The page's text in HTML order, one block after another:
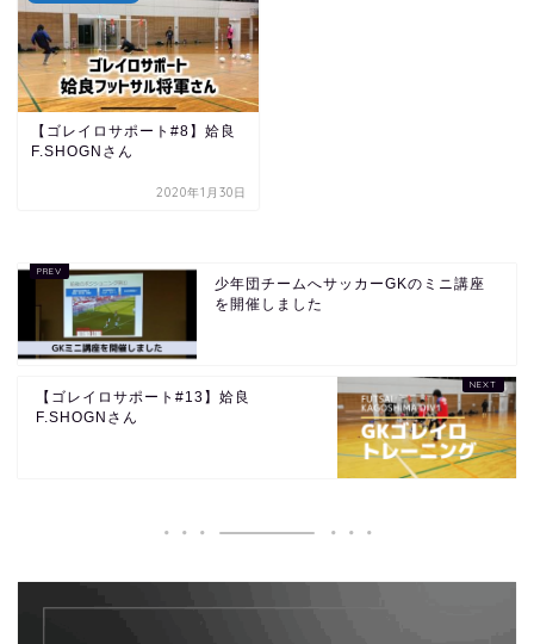
【ゴレイロサポート#8】姶良
F.SHOGNさん
2020年1月30日
少年団チームへサッカーGKのミニ講座
を開催しました
【ゴレイロサポート#13】姶良
F.SHOGNさん